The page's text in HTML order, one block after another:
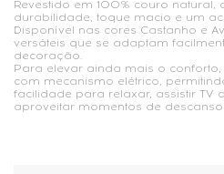
Revestido em 100% couro natural,
durabilidade, toque macio e um
Disponível nas cores Castanho e
versáteis que se adaptam
decoração.
Para elevar ainda mais o conforto,
com mecanismo elétrico,
facilidade para relaxar, assistir TV
aproveitar momentos de